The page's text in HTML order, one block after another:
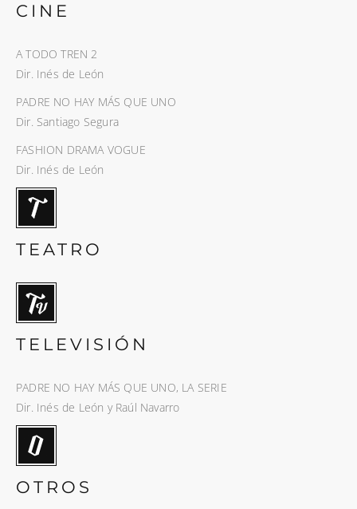
CINE
A TODO TREN 2
Dir. Inés de León
PADRE NO HAY MÁS QUE UNO
Dir. Santiago Segura
FASHION DRAMA VOGUE
Dir. Inés de León
TEATRO
TELEVISIÓN
PADRE NO HAY MÁS QUE UNO, LA SERIE
Dir. Inés de León y Raúl Navarro
OTROS